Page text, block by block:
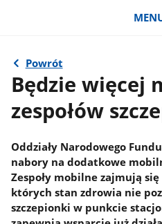
Powrót
Będzie więcej
zespołów
Oddziały Narodowego
nabory na dodatkowe
Zespoły mobilne zajmują
których stan zdrowia nie
szczepionki w punkcie